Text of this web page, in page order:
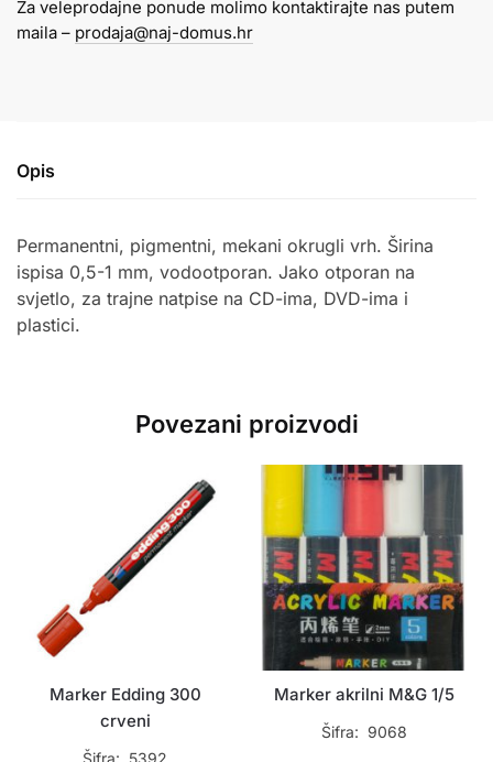
8400
crni
Za veleprodajne ponude molimo kontaktirajte nas putem
maila – prodaja@naj-domus.hr
Opis
Permanentni, pigmentni, mekani okrugli vrh. Širina
ispisa 0,5-1 mm, vodootporan. Jako otporan na
svjetlo, za trajne natpise na CD-ima, DVD-ima i
plastici.
Povezani proizvodi
Marker Edding 300
crveni
Marker akrilni M&G 1/5
Šifra: 9068